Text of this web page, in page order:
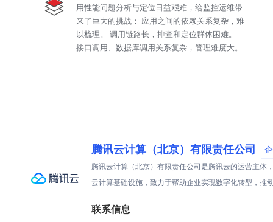
用性能问题分析与定位日益艰难，给监控运维带
来了巨大的挑战： 应用之间的依赖关系复杂，难
以梳理。 调用链路长，排查和定位群体困难。
接口调用、数据库调用关系复杂，管理难度大。
腾讯云计算（北京）有限责任公司
腾讯云计算（北京）有限责任公司是腾讯云的运营主体
云计算基础设施，致力于帮助企业实现数字化转型，推
联系信息